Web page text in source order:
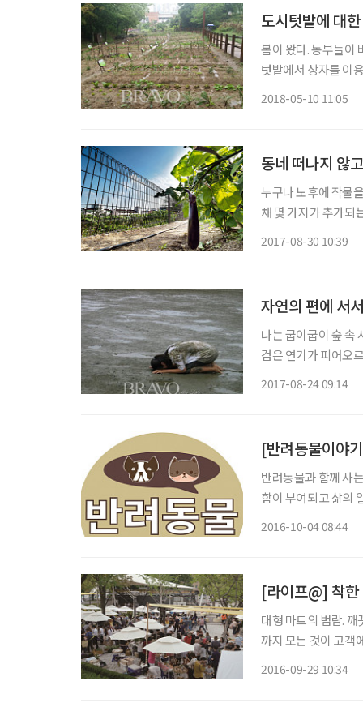
도시텃밭에 대
봄이 왔다. 농부들이
텃밭에서 상자를 이
2018-05-10 11:05
동네 떠나지 않
누구나 노후에 작물
채 몇 가지가 추가되
2017-08-30 10:39
자연의 편에 서
나는 굽이굽이 숲 속
검은 연기가 피어오
2017-08-24 09:14
[반려동물이야
반려동물과 함께 사
함이 부여되고 삶의
2016-10-04 08:44
[라이프@] 착한
대형 마트의 범람.
까지 모든 것이 고객
2016-09-29 10:34